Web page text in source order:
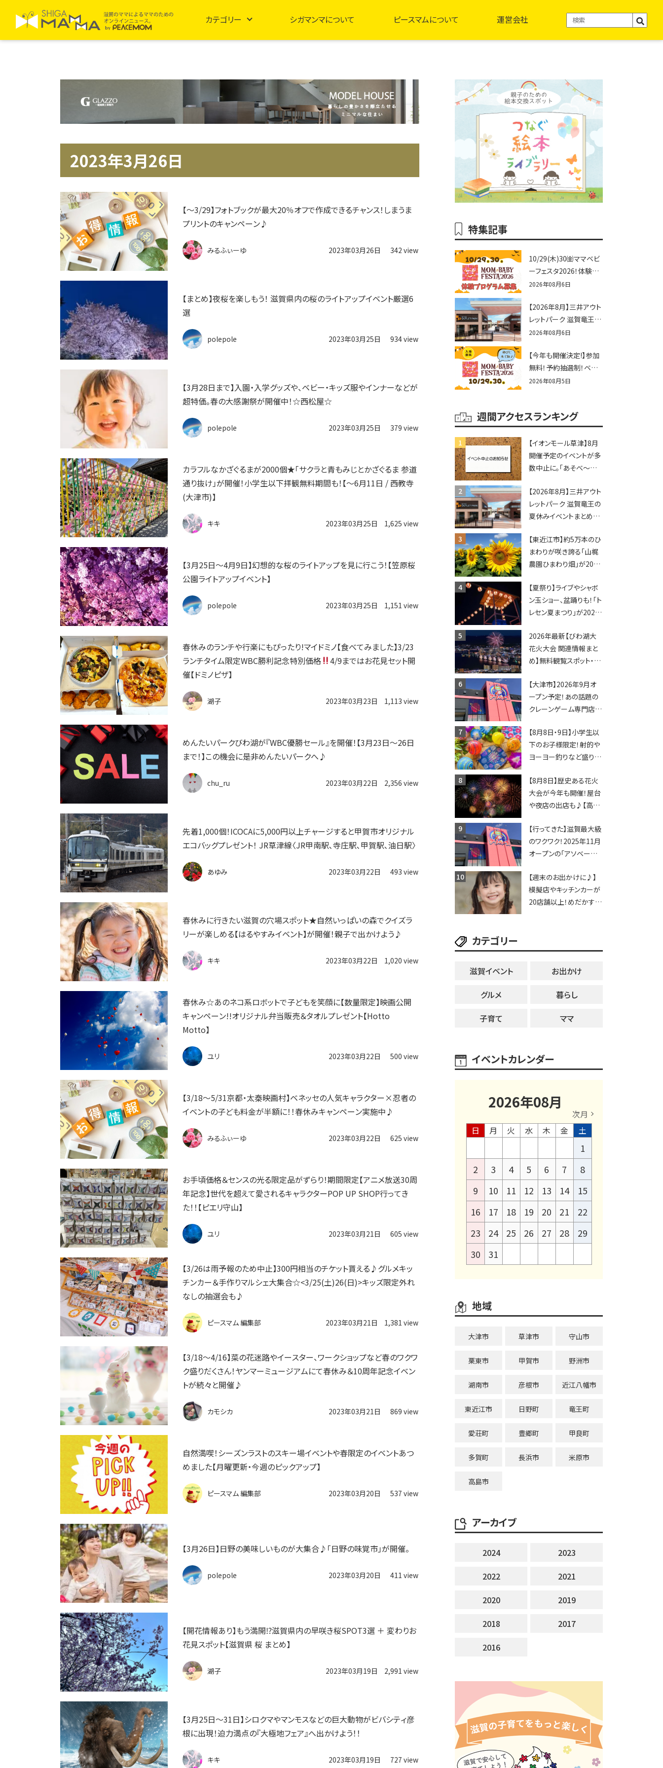
カテゴリー シガマンマについて ピースマムについて 運営会社
2023年3月26日
【～3/29】フォトブックが最大20％オフで作成できるチャンス！しまうま
プリントのキャンペーン♪
みるふぃーゆ 2023年03月26日 342 view
【まとめ】夜桜を楽しもう！ 滋賀県内の桜のライトアップイベント厳選6
選
polepole 2023年03月25日 934 view
【3月28日まで】入園・入学グッズや、ベビー・キッズ服やインナーなどが
超特価。春の大感謝祭が開催中！☆西松屋☆
polepole 2023年03月25日 379 view
カラフルなかざぐるまが2000個★「サクラと青もみじとかざぐるま 参道
通り抜け」が開催！小学生以下拝観無料期間も！【〜6月11日 / 西教寺
(大津市)】
キキ 2023年03月25日 1,625 view
【3月25日〜4月9日】幻想的な桜のライトアップを見に行こう！【笠原桜
公園ライトアップイベント】
polepole 2023年03月25日 1,151 view
春休みのランチや行楽にもぴったり!マイドミノ【食べてみました】3/23
ランチタイム限定WBC勝利記念特別価格
4/9まではお花見セット開
催【ドミノピザ】
湖子 2023年03月23日 1,113 view
めんたいパークびわ湖が『WBC優勝セール』を開催！【3月23日〜26日
まで！】この機会に是非めんたいパークへ♪
chu_ru 2023年03月22日 2,356 view
先着1,000個！ICOCAに5,000円以上チャージすると甲賀市オリジナル
エコバッグプレゼント！ JR草津線〈JR甲南駅､寺庄駅､甲賀駅､油日駅〉
あゆみ 2023年03月22日 493 view
春休みに行きたい滋賀の穴場スポット★自然いっぱいの森でクイズラ
リーが楽しめる【はるやすみイベント】が開催！親子で出かけよう♪
キキ 2023年03月22日 1,020 view
春休み☆あのネコ系ロボットで子どもを笑顔に【数量限定】映画公開
キャンペーン!!オリジナル弁当販売＆タオルプレゼント【Hotto
Motto】
ユリ 2023年03月22日 500 view
【3/18～5/31京都・太秦映画村】ベネッセの人気キャラクター×忍者の
イベントの子ども料金が半額に！！春休みキャンペーン実施中♪
みるふぃーゆ 2023年03月22日 625 view
お手頃価格＆センスの光る限定品がずらり！期間限定【アニメ放送30周
年記念】世代を超えて愛されるキャラクターPOP UP SHOP行ってき
た！！【ピエリ守山】
ユリ 2023年03月21日 605 view
【3/26は雨予報のため中止】300円相当のチケット貰える♪グルメキッ
チンカー＆手作りマルシェ大集合☆<3/25(土)26(日)>キッズ限定外れ
なしの抽選会も♪
ピースマム 編集部 2023年03月21日 1,381 view
【3/18〜4/16】菜の花迷路やイースター、ワークショップなど春のワクワ
ク盛りだくさん！ヤンマーミュージアムにて春休み＆10周年記念イベン
トが続々と開催♪
カモシカ 2023年03月21日 869 view
自然満喫！シーズンラストのスキー場イベントや春限定のイベントあつ
めました【月曜更新・今週のピックアップ】
ピースマム 編集部 2023年03月20日 537 view
【3月26日】日野の美味しいものが大集合♪「日野の味覚市」が開催。
polepole 2023年03月20日 411 view
【開花情報あり】もう満開⁉︎滋賀県内の早咲き桜SPOT3選 ＋ 変わりお
花見スポット【滋賀県 桜 まとめ】
湖子 2023年03月19日 2,991 view
【3月25日〜31日】シロクマやマンモスなどの巨大動物がビバシティ彦
根に出現！迫力満点の『大極地フェア』へ出かけよう！！
キキ 2023年03月19日 727 view
特集記事
10/29(木)30㈮ママベビ
ーフェスタ2026！体験プ
ログラム募集♪赤ちゃん
せんか？
2026年08月6日
【2026年8月】三井アウト
レットパーク 滋賀竜王の
夏休みイベントまとめ！
辛グルメ・フォトコンテス
トまで盛りだくさん！
2026年08月6日
【今年も開催決定!】参加
無料！予約抽選制！ベビ
ーファミリー必見☆入場
2026！親子で楽しもう
♪inピエリ守山
2026年08月5日
週間アクセスランキング
【イオンモール草津】8月
開催予定のイベントが多
数中止に。「あそべ〜る
ショーなど
【2026年8月】三井アウト
レットパーク 滋賀竜王の
夏休みイベントまとめ！
辛グルメ・フォトコンテス
トまで盛りだくさん！
【東近江市】約5万本のひ
まわりが咲き誇る「山梶
農園ひまわり畑」が2026
ポットやキッチンカーも
登場！何度も入園できる
フリーパスも販売★
【夏祭り】ライブやシャボ
ン玉ショー、盆踊りも！「ト
レセン夏まつり」が2026
2026年最新【びわ湖大
花火大会 関連情報まと
め】無料観覧スポット・同
ップ・交通規制に近隣施
設の駐車場情報なども
要チェック★
【大津市】2026年9月オ
ープン予定！あの話題の
クレーンゲーム専門店
ってくる！豊郷店に続く滋
賀2店舗目★
【8月8日・9日】小学生以
下のお子様限定！射的や
ヨーヨー釣りなど盛りだ
ちびっこ縁日開催♪【モリ
ーブ】
【8月8日】歴史ある花火
大会が今年も開催！屋台
や夜店の出店も♪【高宮
【行ってきた】滋賀最大級
のワクワク！2025年11月
オープンの「アソベース
レーンゲームで青果や日
用品までゲットできる新
スポット！
【週末のお出かけに♪】
模擬店やキッチンカーが
20店舗以上！めだかすく
祭り】
カテゴリー
滋賀イベント
お出かけ
グルメ
暮らし
子育て
ママ
イベントカレンダー
2026年08月
次月
日
月 火 水 木 金 土
1
2
3 4 5 6 7
8
9
10 11 12 13 14
15
16
17 18 19 20 21
22
23
24 25 26 27 28
29
30
31
地域
大津市 草津市 守山市
栗東市 甲賀市 野洲市
湖南市 彦根市 近江八幡市
東近江市 日野町 竜王町
愛荘町 豊郷町 甲良町
多賀町 長浜市 米原市
高島市
アーカイブ
2024
2023
2022
2021
2020
2019
2018
2017
2016